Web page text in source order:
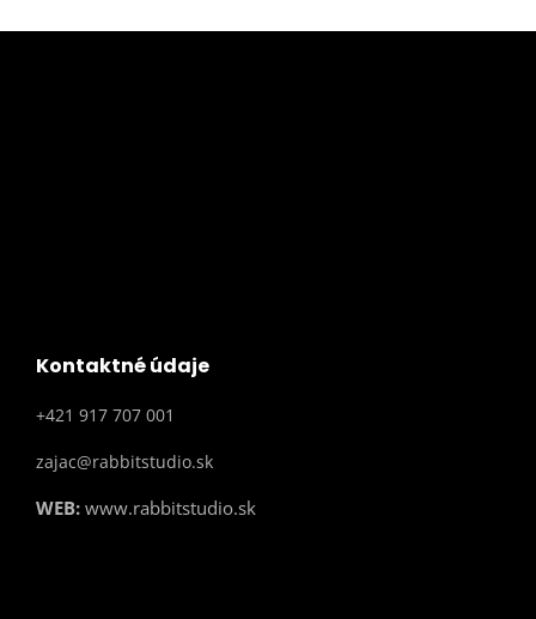
Kontaktné údaje
+421 917 707 001
zajac@rabbitstudio.sk
WEB: www.rabbitstudio.sk